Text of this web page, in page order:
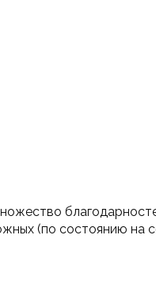
(по состоянию на